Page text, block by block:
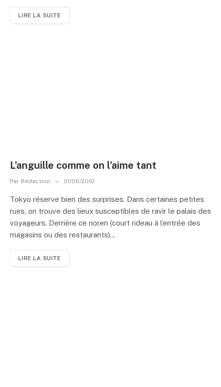
LIRE LA SUITE
L’anguille comme on l’aime tant
Par Rédaction 01/06/2010
Tokyo réserve bien des surprises. Dans certaines petites
rues, on trouve des lieux susceptibles de ravir le palais des
voyageurs. Derrière ce noren (court rideau à l’entrée des
magasins ou des restaurants)...
LIRE LA SUITE